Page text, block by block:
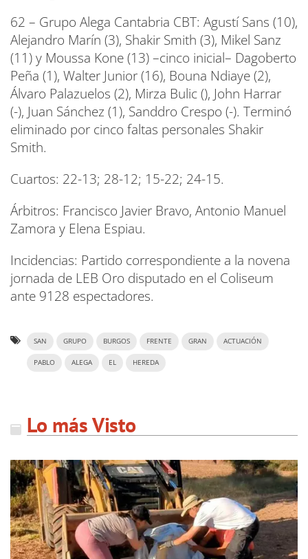
62 – Grupo Alega Cantabria CBT: Agustí Sans (10),
Alejandro Marín (3), Shakir Smith (3), Mikel Sanz
(11) y Moussa Kone (13) –cinco inicial– Dagoberto
Peña (1), Walter Junior (16), Bouna Ndiaye (2),
Álvaro Palazuelos (2), Mirza Bulic (), John Harrar
(-), Juan Sánchez (1), Sanddro Crespo (-). Terminó
eliminado por cinco faltas personales Shakir
Smith.
Cuartos: 22-13; 28-12; 15-22; 24-15.
Árbitros: Francisco Javier Bravo, Antonio Manuel
Zamora y Elena Espiau.
Incidencias: Partido correspondiente a la novena
jornada de LEB Oro disputado en el Coliseum
ante 9128 espectadores.
SAN GRUPO BURGOS FRENTE GRAN ACTUACIÓN
PABLO ALEGA EL HEREDA
Lo más Visto